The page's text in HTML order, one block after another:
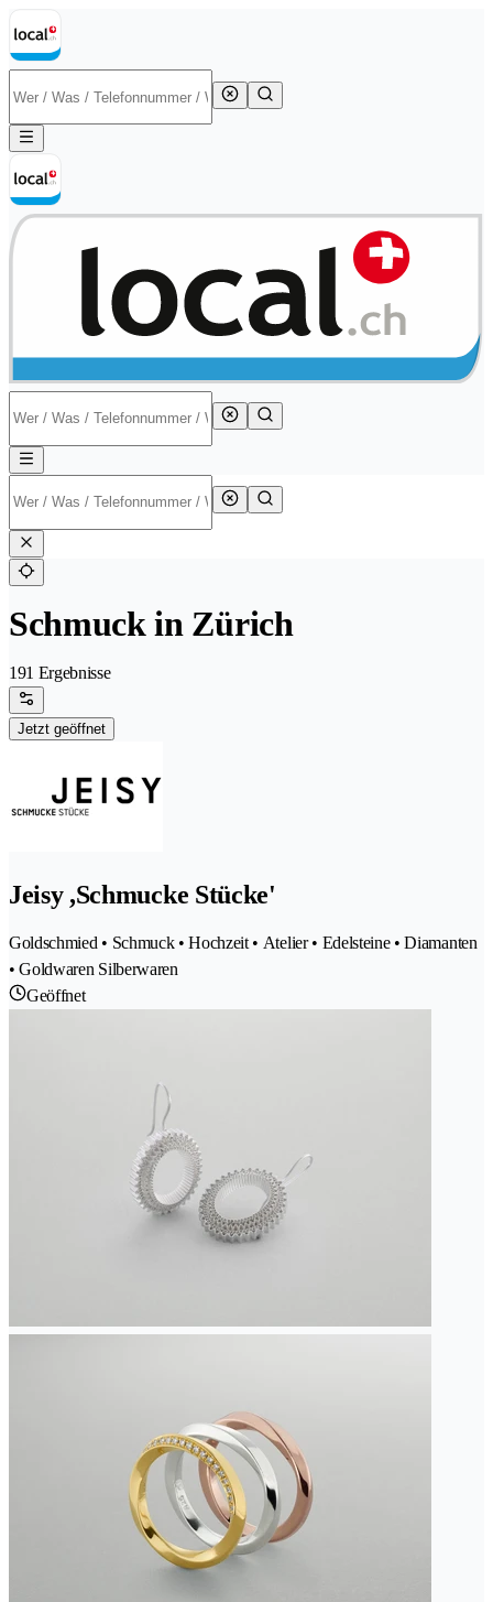
Schmuck in Zürich
191 Ergebnisse
Jetzt geöffnet
Jeisy ,Schmucke Stücke'
Goldschmied • Schmuck • Hochzeit • Atelier • Edelsteine • Diamanten
• Goldwaren Silberwaren
Geöffnet